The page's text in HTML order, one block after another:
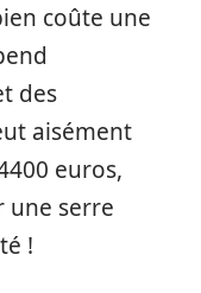
coûte une
des
aisément
euros,
une serre
!